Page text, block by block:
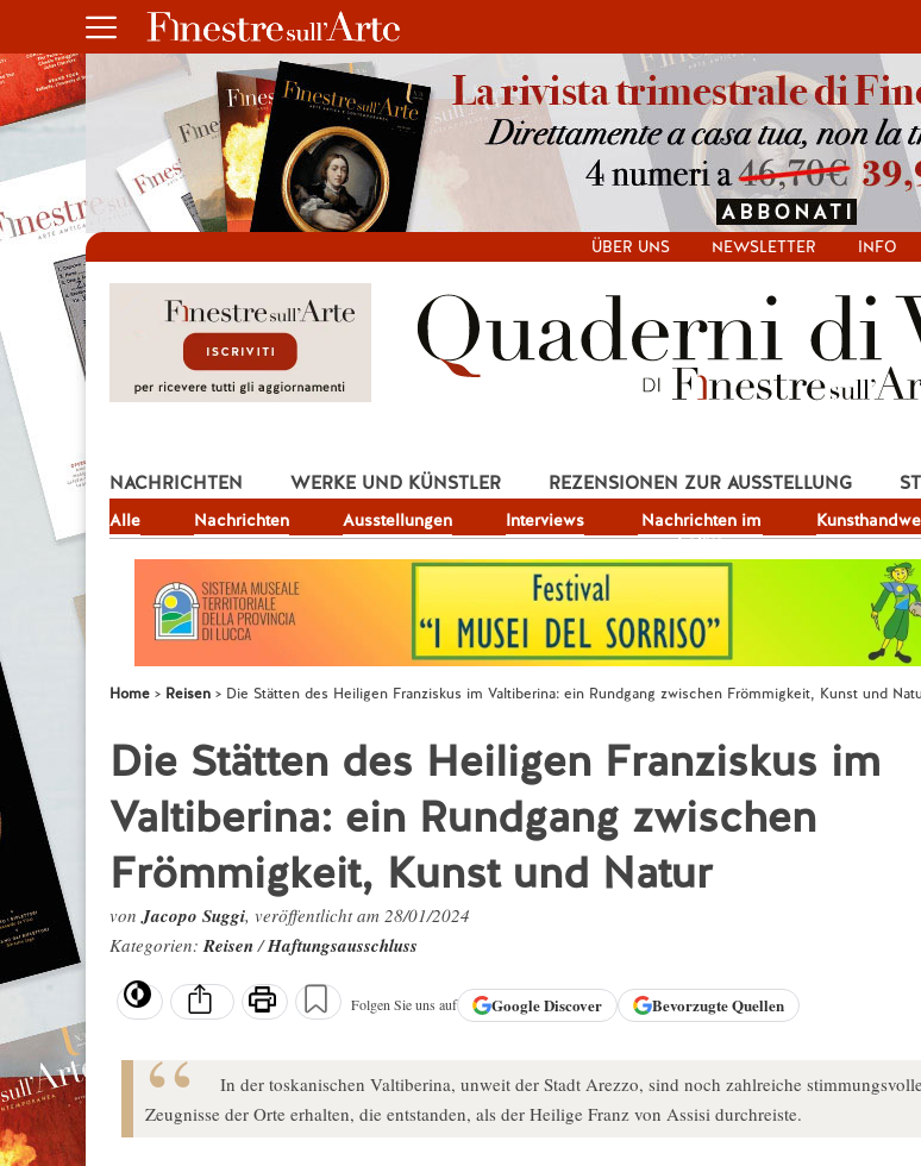
ÜBER UNS NEWSLETTER INFO
NACHRICHTEN
Alle Nachrichten Ausstellungen Interviews
Nachrichten im
Fokus
WERKE UND KÜNSTLER REZENSIONEN ZUR AUSSTELLUNG
JOB
Home Reisen Die Stätten des Heiligen Franziskus im Valtiberina: ein Rundgang zwischen Frömmigkeit, Kunst und
Die Stätten des Heiligen Franziskus im
Valtiberina: ein Rundgang zwischen
Frömmigkeit, Kunst und Natur
vonJacopo Suggi, veröffentlicht am 28/01/2024
Kategorien:Reisen/Haftungsausschluss
Folgen Sie uns auf GoogleDiscover Bevorzugte Quellen
In der toskanischen Valtiberina, unweit der Stadt Arezzo, sind noch zahlreiche
Zeugnisse der Orte erhalten, die entstanden, als der Heilige Franz von Assisi durchreiste.